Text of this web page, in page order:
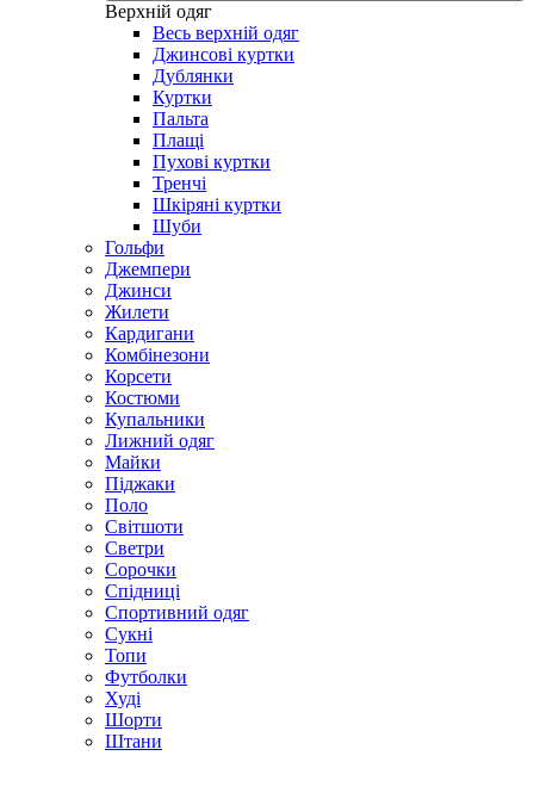
Верхній одяг
Весь верхній одяг
Джинсові куртки
Дублянки
Куртки
Пальта
Плащі
Пухові куртки
Тренчі
Шкіряні куртки
Шуби
Гольфи
Джемпери
Джинси
Жилети
Кардигани
Комбінезони
Корсети
Костюми
Купальники
Лижний одяг
Майки
Піджаки
Поло
Світшоти
Светри
Сорочки
Спідниці
Спортивний одяг
Сукні
Топи
Футболки
Худі
Шорти
Штани